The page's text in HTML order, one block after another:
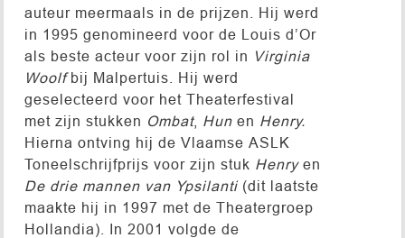
auteur meermaals in de prijzen. Hij werd
in 1995 genomineerd voor de Louis d’Or
als beste acteur voor zijn rol in Virginia
Woolfbij Malpertuis. Hij werd
geselecteerd voor het Theaterfestival
met zijn stukken Ombat, Hun en Henry.
Hierna ontving hij de Vlaamse ASLK
Toneelschrijfprijs voor zijn stuk Henry en
De drie mannen van Ypsilanti (dit laatste
maakte hij in 1997 met de Theatergroep
Hollandia). In 2001 volgde de